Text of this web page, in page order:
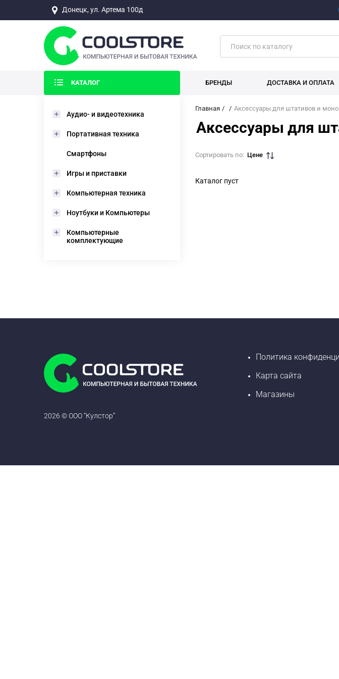
Донецк, ул. Артема 100д
КАТАЛОГ БРЕНДЫ ДОСТАВКА И ОПЛАТА
Аудио- и видеотехника
Портативная техника
Смартфоны
Игры и приставки
Компьютерная техника
Ноутбуки и Компьютеры
Компьютерные
комплектующие
Главная Аксессуары для штативов и
Аксессуары для
Сортировать по: Цене
Каталог пуст
2026 © ООО “Кулстор”
Политика
Карта сайта
Магазины